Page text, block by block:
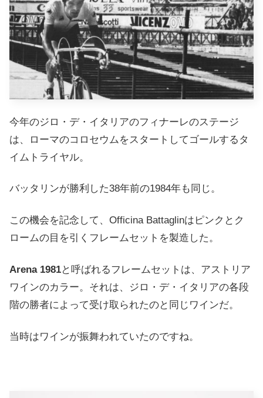
今年のジロ・デ・イタリアのフィナーレのステージ
は、ローマのコロセウムをスタートしてゴールするタ
イムトライヤル。
バッタリンが勝利した38年前の1984年も同じ。
この機会を記念して、Officina Battaglinはピンクとク
ロームの目を引くフレームセットを製造した。
Arena 1981と呼ばれるフレームセットは、アストリア
ワインのカラー。それは、ジロ・デ・イタリアの各段
階の勝者によって受け取られたのと同じワインだ。
当時はワインが振舞われていたのですね。